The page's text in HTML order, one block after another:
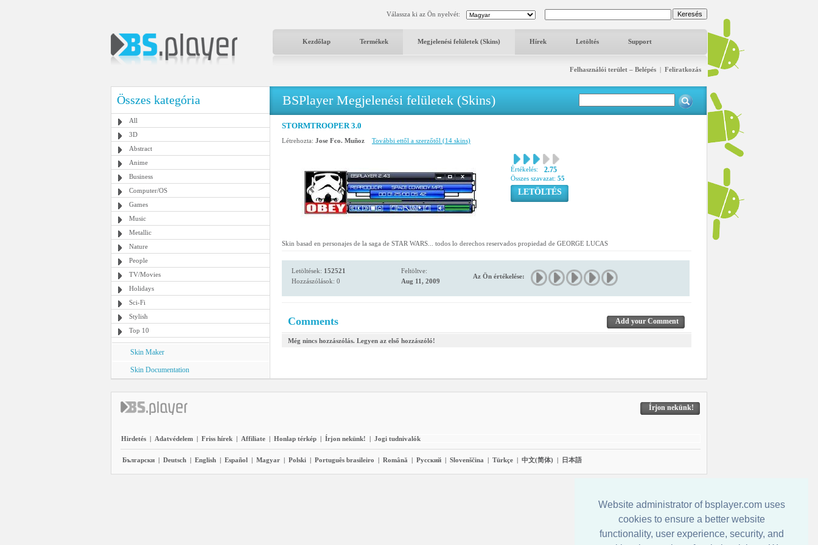
Website administrator of bsplayer.com uses
cookies to ensure a better website
functionality, user experience, security, and
Válassza ki az Ön nyelvét:
Kezdőlap Termékek Megjelenési felületek (Skins) Hírek Letöltés Support
Felhasználói terület – Belépés | Feliratkozás
Összes kategória
All
3D
Abstract
Anime
Business
Computer/OS
Games
Music
Metallic
Nature
People
TV/Movies
Holidays
Sci-Fi
Stylish
Top 10
Skin Maker
Skin Documentation
BSPlayer Megjelenési felületek (Skins)
STORMTROOPER 3.0
Létrehozta: Jose Fco. Muñoz További ettől a szerzőtől (14 skins)
Értékelés: 2.75
Összes szavazat: 55
LETÖLTÉS
Skin basad en personajes de la saga de STAR WARS... todos lo derechos reservados propiedad de GEORGE LUCAS
Letöltések: 152521
Hozzászólások: 0
Feltöltve:
Aug 11, 2009
Az Ön értékelése:
Comments Add your Comment
Még nincs hozzászólás. Legyen az első hozzászóló!
Írjon nekünk!
Hirdetés | Adatvédelem | Friss hírek | Affiliate | Honlap térkép | Írjon nekünk! | Jogi tudnivalók
Български | Deutsch | English | Español | Magyar | Polski | Português brasileiro | Română | Pyccĸий | Slovenščina | Türkçe | 中文(简体) | 日本語